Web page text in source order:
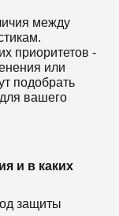
между
приоритетов -
или
подобрать
вашего
и в каких
защиты